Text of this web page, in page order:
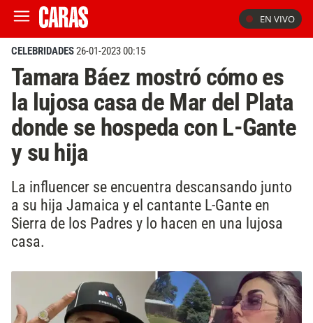
EN VIVO
CELEBRIDADES26-01-2023 00:15
Tamara Báez mostró cómo es
la lujosa casa de Mar del Plata
donde se hospeda con L-Gante
y su hija
La influencer se encuentra descansando junto
a su hija Jamaica y el cantante L-Gante en
Sierra de los Padres y lo hacen en una lujosa
casa.